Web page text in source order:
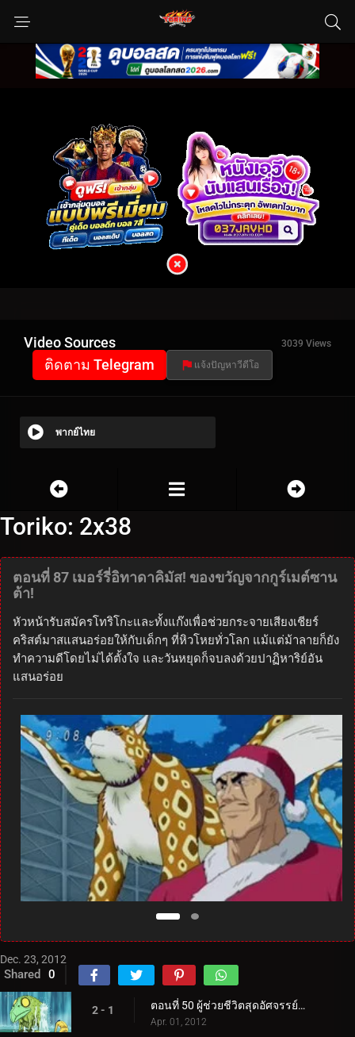
Video Sources 3039 Views
ติดตาม Telegram แจ้งปัญหาวีดีโอ
พากย์ไทย
Toriko: 2x38
ตอนที่ 87 เมอร์รี่อิทาดาคิมัส! ของขวัญจากกูร์เมต์ซาน
ต้า!
หัวหน้ารับสมัครโทริโกะและทั้งแก๊งเพื่อช่วยกระจายเสียงเชียร์
คริสต์มาสแสนอร่อยให้กับเด็กๆ ที่หิวโหยทั่วโลก แม้แต่ม้าลายก็ยัง
ทำความดีโดยไม่ได้ตั้งใจ และวันหยุดก็จบลงด้วยปาฏิหาริย์อัน
แสนอร่อย
Dec. 23, 2012
Shared 0
2 - 1 ตอนที่ 50 ผู้ช่วยชีวิตสุดอัศจรรย์ปรากฏตัว! ความหมายที่แท้จริงของคู่รัก!
Apr. 01, 2012